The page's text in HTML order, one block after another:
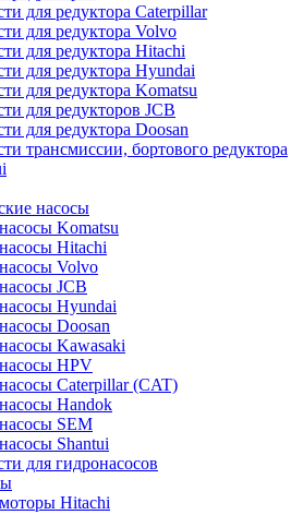
для редуктора Caterpillar
для редуктора Volvo
для редуктора Hitachi
для редуктора Hyundai
для редуктора Komatsu
для редукторов JCB
для редуктора Doosan
трансмиссии, бортового редуктора
насосы
Komatsu
Hitachi
Volvo
JCB
Hyundai
Doosan
Kawasaki
HPV
Caterpillar (CAT)
Handok
SEM
Shantui
для гидронасосов
Hitachi